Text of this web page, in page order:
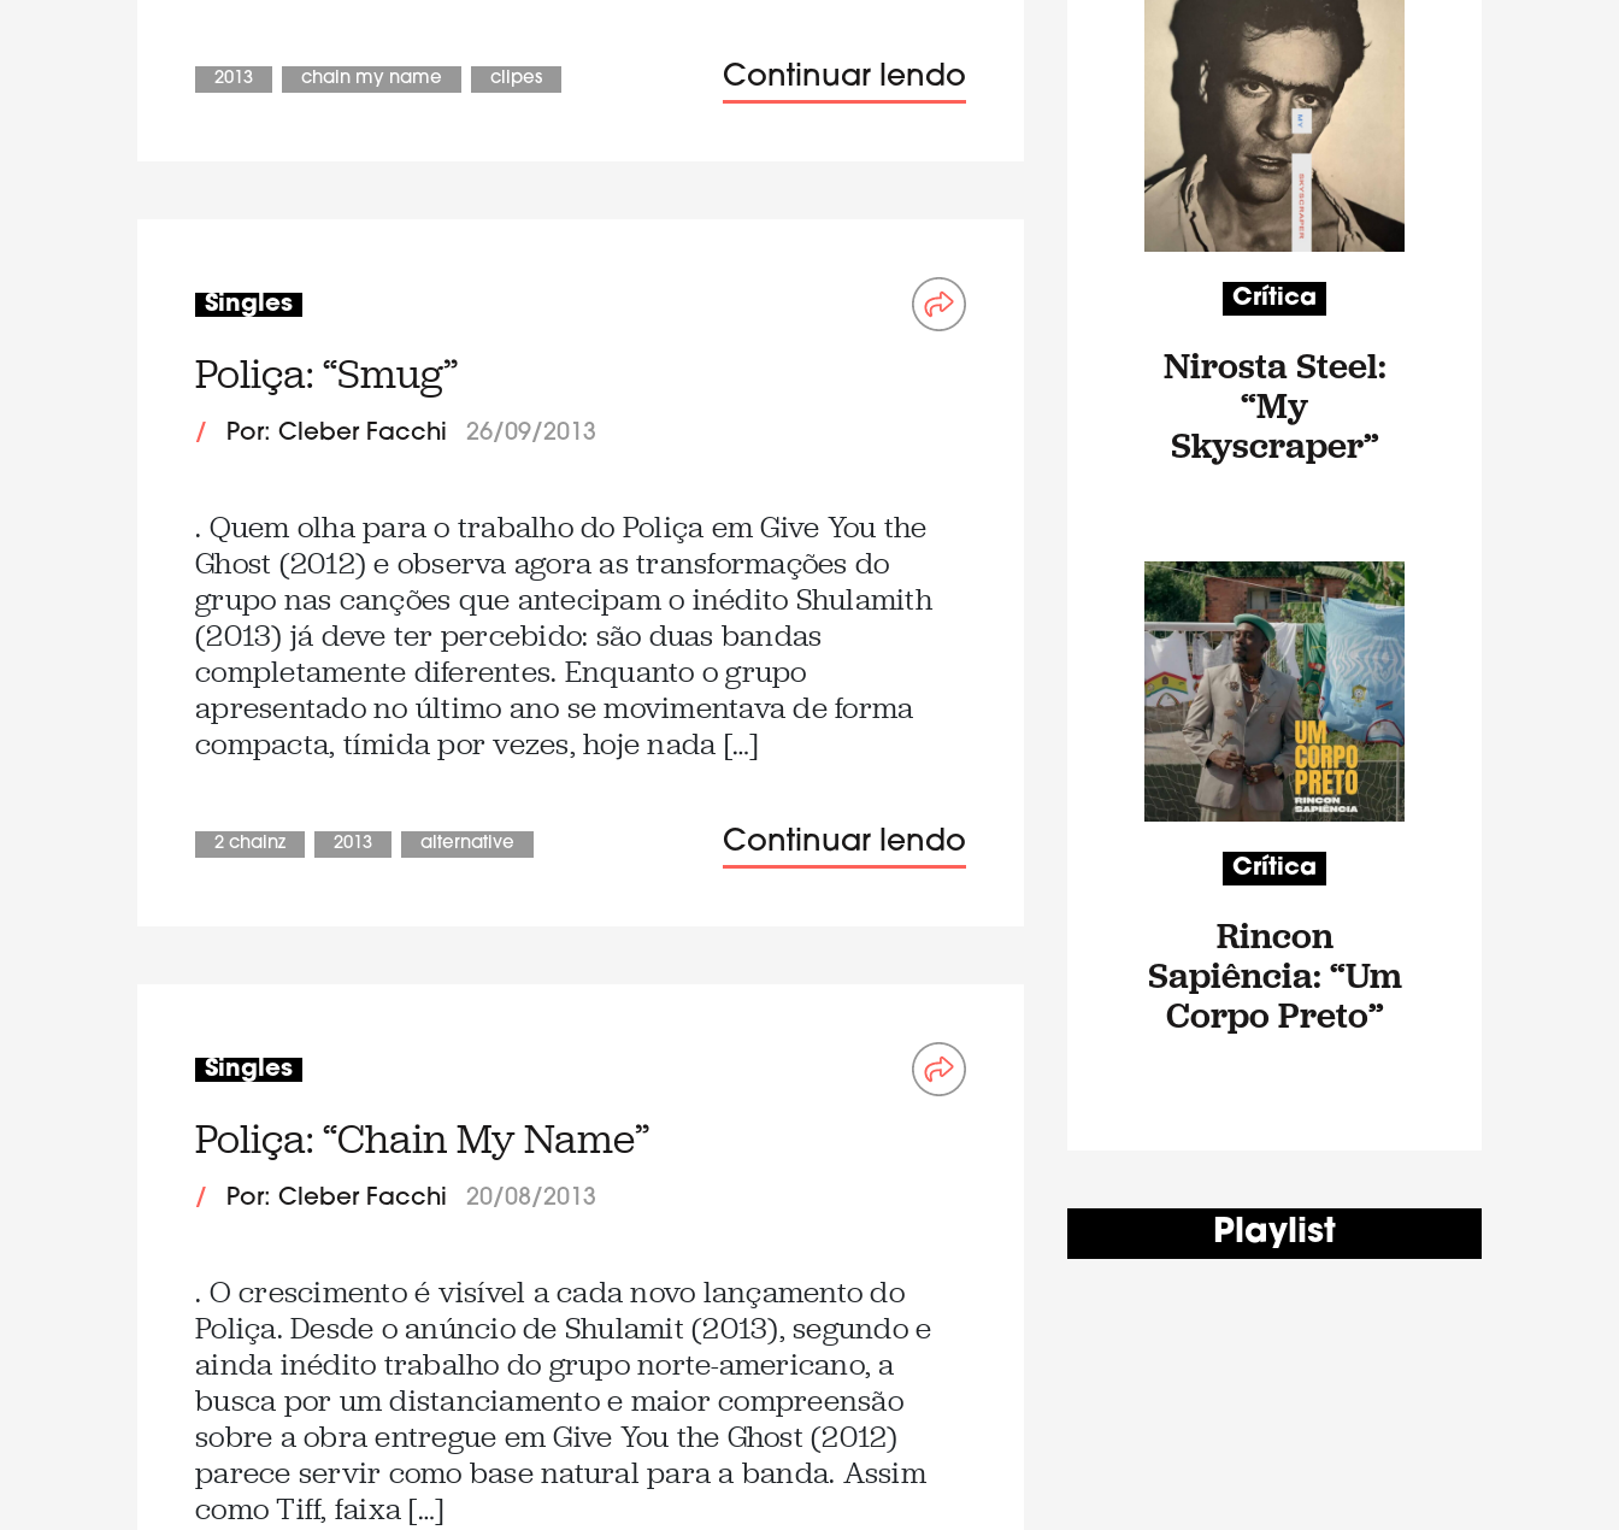
2013 chain my name clipes Continuar lendo
Singles
Poliça: “Smug”
/ Por: Cleber Facchi 26/09/2013
. Quem olha para o trabalho do Poliça em Give You the
Ghost (2012) e observa agora as transformações do
grupo nas canções que antecipam o inédito Shulamith
(2013) já deve ter percebido: são duas bandas
completamente diferentes. Enquanto o grupo
apresentado no último ano se movimentava de forma
compacta, tímida por vezes, hoje nada […]
2 chainz 2013 alternative Continuar lendo
Singles
Poliça: “Chain My Name”
/ Por: Cleber Facchi 20/08/2013
. O crescimento é visível a cada novo lançamento do
Poliça. Desde o anúncio de Shulamit (2013), segundo e
ainda inédito trabalho do grupo norte-americano, a
busca por um distanciamento e maior compreensão
sobre a obra entregue em Give You the Ghost (2012)
parece servir como base natural para a banda. Assim
como Tiff, faixa […]
Crítica
Nirosta Steel:
“My
Skyscraper”
Crítica
Rincon
Sapiência: “Um
Corpo Preto”
Playlist